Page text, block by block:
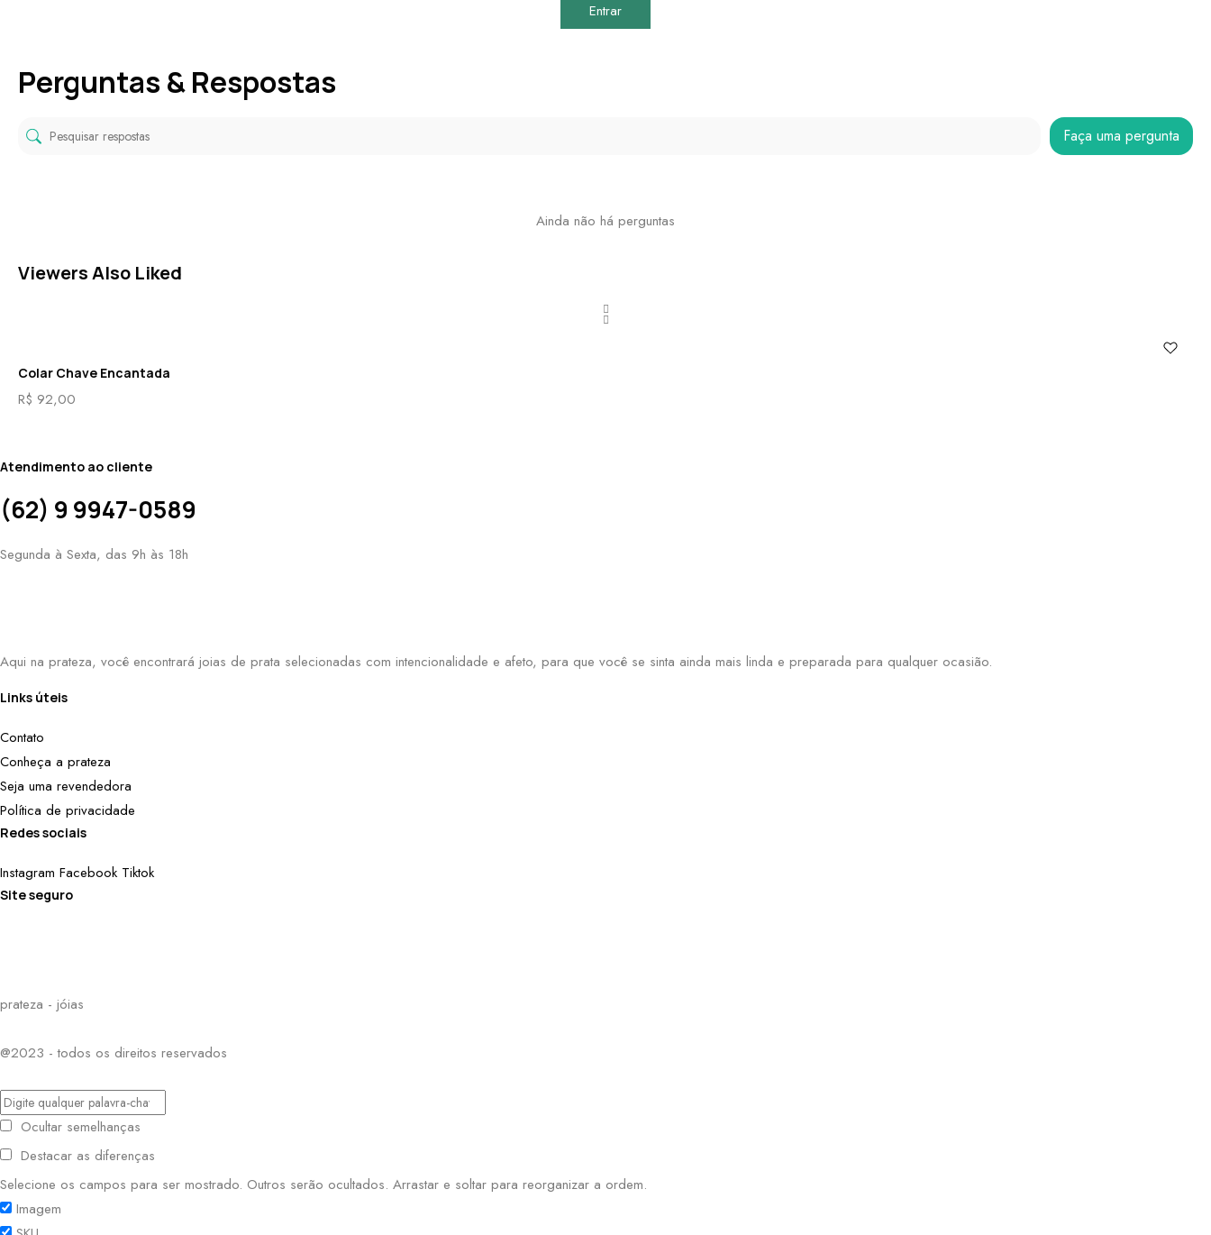
Entrar
Perguntas & Respostas
Faça uma pergunta
Ainda não há perguntas
Viewers Also Liked
Colar Chave Encantada
R$ 92,00
Atendimento ao cliente
(62) 9 9947-0589
Segunda à Sexta, das 9h às 18h
Aqui na prateza, você encontrará joias de prata selecionadas com intencionalidade e afeto, para que você se sinta ainda mais linda e preparada para qualquer ocasião.
Links úteis
Contato
Conheça a prateza
Seja uma revendedora
Política de privacidade
Redes sociais
Instagram Facebook Tiktok
Site seguro
prateza - jóias
@2023 - todos os direitos reservados
Ocultar semelhanças
Destacar as diferenças
Selecione os campos para ser mostrado. Outros serão ocultados. Arrastar e soltar para reorganizar a ordem.
Imagem